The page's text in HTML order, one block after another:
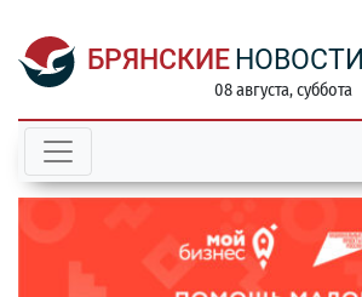
БРЯНСКИЕ НОВОСТИ
08 августа, суббота